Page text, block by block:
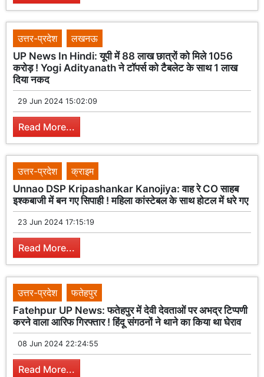
उत्तर-प्रदेश
लखनऊ
UP News In Hindi: यूपी में 88 लाख छात्रों को मिले 1056
करोड़ ! Yogi Adityanath ने टॉपर्स को टैबलेट के साथ 1 लाख
दिया नकद
29 Jun 2024 15:02:09
Read More...
उत्तर-प्रदेश
क्राइम
Unnao DSP Kripashankar Kanojiya: वाह रे CO साहब
इश्कबाजी में बन गए सिपाही ! महिला कांस्टेबल के साथ होटल में धरे गए
23 Jun 2024 17:15:19
Read More...
उत्तर-प्रदेश
फतेहपुर
Fatehpur UP News: फतेहपुर में देवी देवताओं पर अभद्र टिप्पणी
करने वाला आरिफ गिरफ्तार ! हिंदू संगठनों ने थाने का किया था घेराव
08 Jun 2024 22:24:55
Read More...